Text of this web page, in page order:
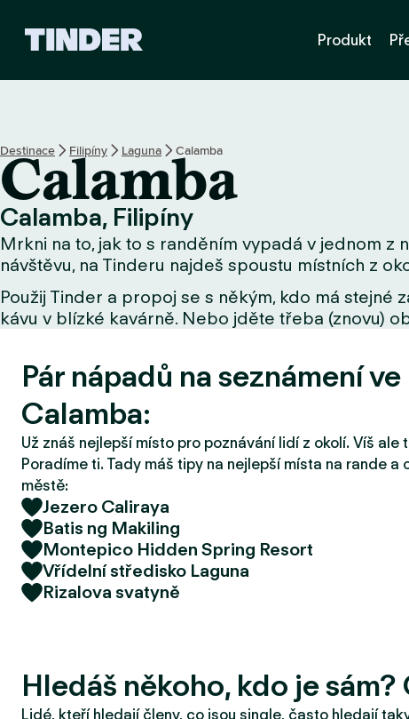
k
á
s
r
á
n
a
T
d
e
r
u
Produkt
Destinace Filipíny Laguna Calamba
Calamba
Calamba, Filipíny
Mrkni na to, jak to s randěním vypadá v jednom z
návštěvu, na Tinderu najdeš spoustu místních z
Použij Tinder a propoj se s někým, kdo má stejné
kávu v blízké kavárně. Nebo jděte třeba (znovu)
Pár nápadů na seznámení
Calamba:
Už znáš nejlepší místo pro poznávání lidí z okolí. Víš ale
Poradíme ti. Tady máš tipy na nejlepší místa na rande a
městě:
Jezero Caliraya
Batis ng Makiling
Montepico Hidden Spring Resort
Vřídelní středisko Laguna
Rizalova svatyně
Hledáš někoho, kdo je sám?
Lidé, kteří hledají členy, co jsou single, často hledají